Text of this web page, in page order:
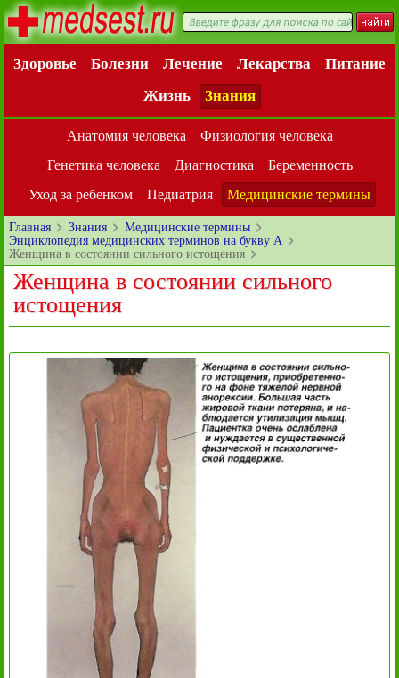
Здоровье Болезни Лечение Лекарства
Питание
Жизнь
Знания
Анатомия человека
Физиология человека
Генетика человека
Диагностика
Беременность
Уход за ребенком
Педиатрия Медицинские термины
Главная Знания
Медицинские термины
Энциклопедия медицинских терминов на букву А
Женщина в состоянии сильного истощения
Женщина в состоянии сильного
истощения